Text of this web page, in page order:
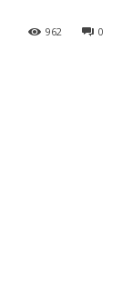
0
962